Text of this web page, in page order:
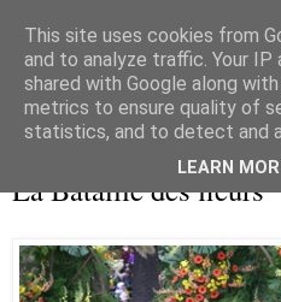
La Bataille des fleurs
This site uses cookies from
and to analyze traffic. Your IP
shared with Google along
metrics to ensure quality of
statistics, and to detect and
LEARN